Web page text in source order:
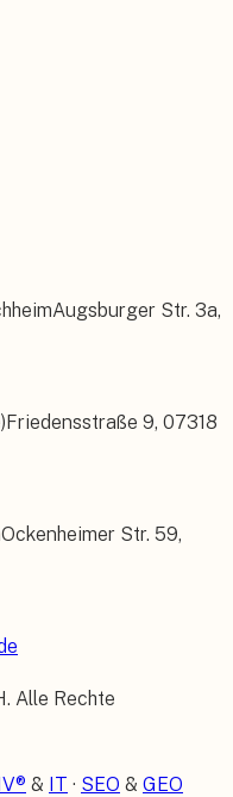
Augsburger Str. 3a,
Friedensstraße 9, 07318
Ockenheimer Str. 59,
. Alle Rechte
& IT · SEO & GEO